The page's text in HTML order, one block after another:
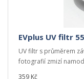
EVplus UV filtr
UV filtr s průměrem
fotografií zmizí
359 Kč